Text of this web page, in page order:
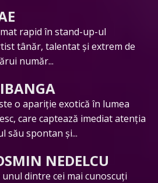
rapid în stand-up-ul
tânăr, talentat și extrem de
număr...
o apariție exotică în lumea
care captează imediat atenția
său spontan și...
NEDELCU
dintre cei mai cunoscuți